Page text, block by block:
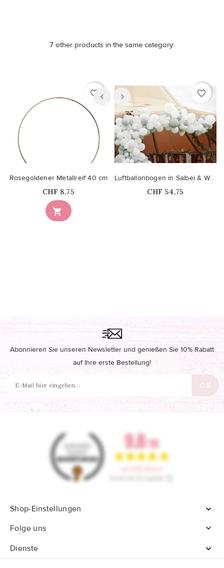
7 other products in the same category:
favorite_border

Rosegoldener Metallreif 40 cm
Price
CHF 8,75
favorite_border
Luftballonbogen in Salbei & Weiß mit weißen Fächern...
Price
CHF 54,75
Abonnieren Sie unseren Newsletter und genießen Sie 10% Rabatt
auf Ihre erste Bestellung!
Shop-Einstellungen

Folge uns

Dienste
